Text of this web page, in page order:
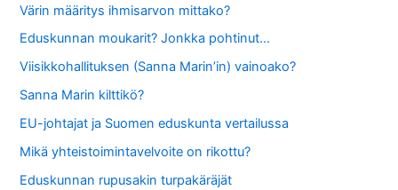
Värin määritys ihmisarvon mittako?
Eduskunnan moukarit? Jonkka pohtinut…
Viisikkohallituksen (Sanna Marin’in) vainoako?
Sanna Marin kilttikö?
EU-johtajat ja Suomen eduskunta vertailussa
Mikä yhteistoimintavelvoite on rikottu?
Eduskunnan rupusakin turpakäräjät